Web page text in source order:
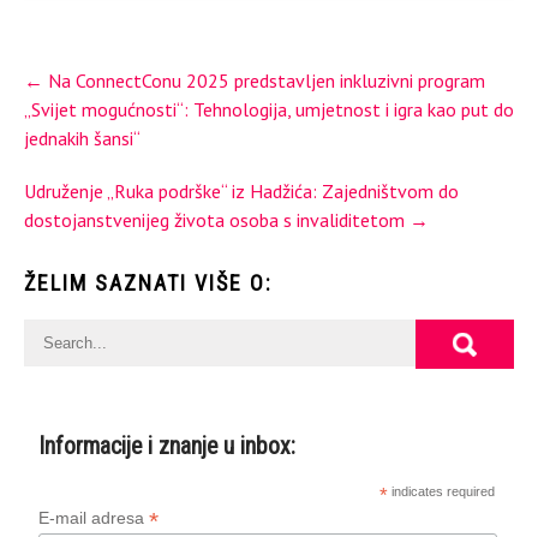
Post
navigation
← Na ConnectConu 2025 predstavljen inkluzivni program
„Svijet mogućnosti“: Tehnologija, umjetnost i igra kao put do
jednakih šansi“
Udruženje „Ruka podrške“ iz Hadžića: Zajedništvom do
dostojanstvenijeg života osoba s invaliditetom →
ŽELIM SAZNATI VIŠE O:
Informacije i znanje u inbox:
* indicates required
E-mail adresa*